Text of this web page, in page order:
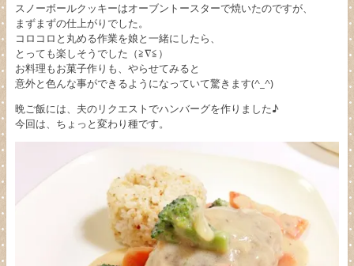
スノーボールクッキーはオーブントースターで焼いたのですが、
まずまずの仕上がりでした。
コロコロと丸める作業を娘と一緒にしたら、
とっても楽しそうでした（≧∇≦）
お料理もお菓子作りも、やらせてみると
意外と色んな事ができるようになっていて驚きます(^_^)
晩ご飯には、夫のリクエストでハンバーグを作りました♪
今回は、ちょっと変わり種です。